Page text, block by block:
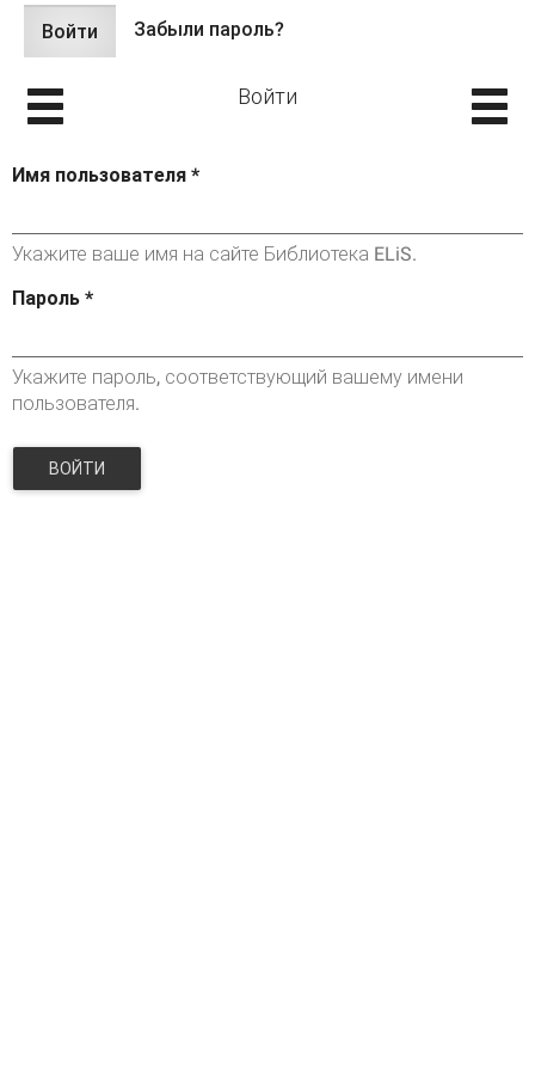
Главные вкладки
Войти (активная
вкладка)
Забыли пароль?
Войти
Имя пользователя *
Укажите ваше имя на сайте Библиотека ELiS.
Пароль *
Укажите пароль, соответствующий вашему имени
пользователя.
ВОЙТИ